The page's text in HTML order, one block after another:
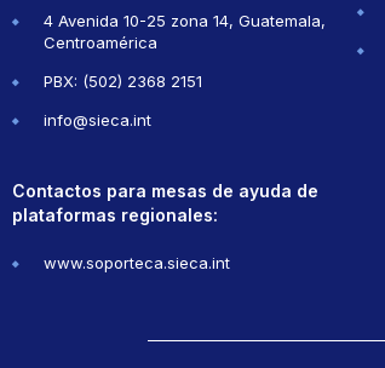
4 Avenida 10-25 zona 14, Guatemala,
Centroamérica
PBX: (502) 2368 2151
info@sieca.int
Contactos para mesas de ayuda de
plataformas regionales:
www.soporteca.sieca.int